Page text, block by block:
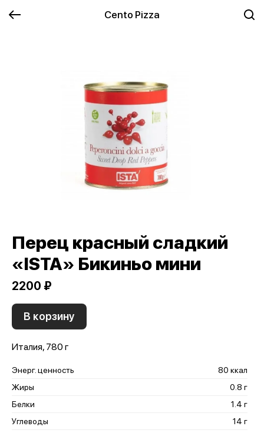
Cento Pizza
Перец красный сладкий
«ISTA» Бикиньо мини
2200 ₽
В корзину
Италия, 780 г
Энерг. ценность
80 ккал
Жиры
0.8 г
Белки
1.4 г
Углеводы
14 г